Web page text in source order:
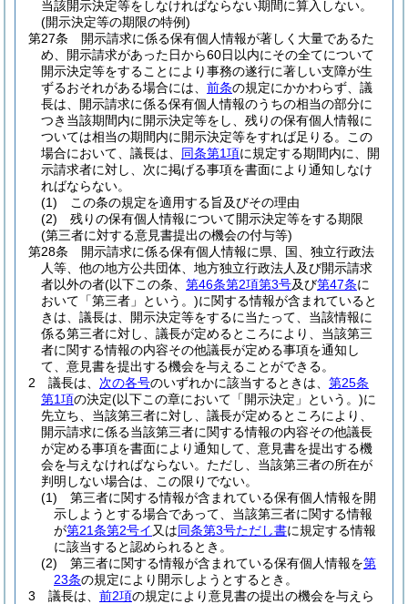
当該開示決定等をしなければならない期間に算入しない。
(開示決定等の期限の特例)
第27条
開示請求に係る保有個人情報が著しく大量であるた
め、開示請求があった日から60日以内にその全てについて
開示決定等をすることにより事務の遂行に著しい支障が生
ずるおそれがある場合には、 前条の規定にかかわらず、議
長は、開示請求に係る保有個人情報のうちの相当の部分に
つき当該期間内に開示決定等をし、残りの保有個人情報に
ついては相当の期間内に開示決定等をすれば足りる。
この
場合において、議長は、 同条第1項に規定する期間内に、開
示請求者に対し、次に掲げる事項を書面により通知しなけ
ればならない。
(1)
この条の規定を適用する旨及びその理由
(2)
残りの保有個人情報について開示決定等をする期限
(第三者に対する意見書提出の機会の付与等)
第28条
開示請求に係る保有個人情報に県、国、独立行政法
人等、他の地方公共団体、地方独立行政法人及び開示請求
者以外の者(以下この条、 第46条第2項第3号及び第47条に
おいて「第三者」という。)に関する情報が含まれていると
きは、議長は、開示決定等をするに当たって、当該情報に
係る第三者に対し、議長が定めるところにより、当該第三
者に関する情報の内容その他議長が定める事項を通知し
て、意見書を提出する機会を与えることができる。
2
議長は、 次の各号のいずれかに該当するときは、 第25条
第1項の決定(以下この章において「開示決定」という。)に
先立ち、当該第三者に対し、議長が定めるところにより、
開示請求に係る当該第三者に関する情報の内容その他議長
が定める事項を書面により通知して、意見書を提出する機
会を与えなければならない。 ただし、当該第三者の所在が
判明しない場合は、この限りでない。
(1)
第三者に関する情報が含まれている保有個人情報を開
示しようとする場合であって、当該第三者に関する情報
が第21条第2号イ 又は同条第3号ただし書に規定する情報
に該当すると認められるとき。
(2)
第三者に関する情報が含まれている保有個人情報を第
23条の規定により開示しようとするとき。
3
議長は、 前2項の規定により意見書の提出の機会を与えら